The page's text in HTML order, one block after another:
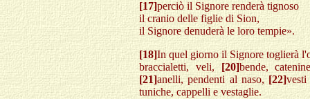
[17]perciò il Signore renderà tignoso
il cranio delle figlie di Sion,
il Signore denuderà le loro tempie».
[18]In quel giorno il Signore toglierà
braccialetti, veli, [20]bende,
[21]anelli, pendenti al naso, [22]
tuniche, cappelli e vestaglie.